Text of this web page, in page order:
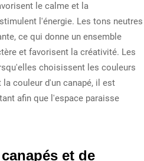
le calme et la
l'énergie. Les tons neutres
ce qui donne un ensemble
et favorisent la créativité. Les
choisissent les couleurs
couleur d'un canapé, il est
afin que l'espace paraisse
et de